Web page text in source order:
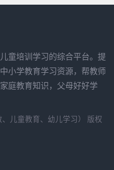
童培训学习的综合平台。提
小学教育学习资源，帮教师
庭教育知识，父母好好学
儿童教育、幼儿学习） 版权